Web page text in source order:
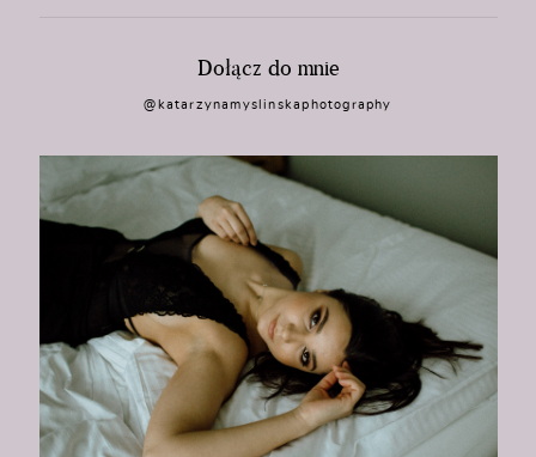
Dołącz do mnie
@katarzynamyslinskaphotography